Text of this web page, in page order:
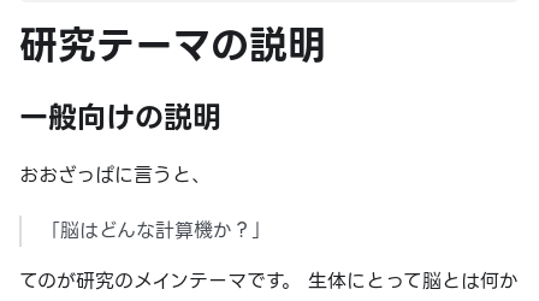
研究テーマの説明
一般向けの説明
おおざっぱに言うと、
「脳はどんな計算機か？」
てのが研究のメインテーマです。 生体にとって脳とは何か